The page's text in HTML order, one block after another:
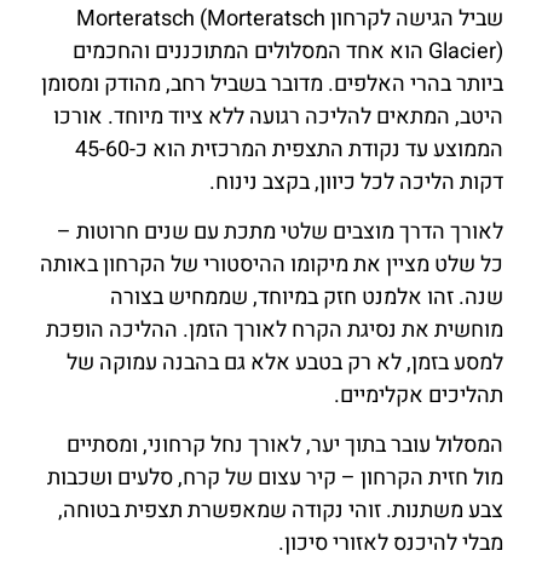
שביל הגישה לקרחון Morteratsch (Morteratsch
Glacier) הוא אחד המסלולים המתוכננים והחכמים
ביותר בהרי האלפים. מדובר בשביל רחב, מהודק ומסומן
היטב, המתאים להליכה רגועה ללא ציוד מיוחד. אורכו
הממוצע עד נקודת התצפית המרכזית הוא כ-45-60
דקות הליכה לכל כיוון, בקצב נינוח.
לאורך הדרך מוצבים שלטי מתכת עם שנים חרוטות –
כל שלט מציין את מיקומו ההיסטורי של הקרחון באותה
שנה. זהו אלמנט חזק במיוחד, שממחיש בצורה
מוחשית את נסיגת הקרח לאורך הזמן. ההליכה הופכת
למסע בזמן, לא רק בטבע אלא גם בהבנה עמוקה של
תהליכים אקלימיים.
המסלול עובר בתוך יער, לאורך נחל קרחוני, ומסתיים
מול חזית הקרחון – קיר עצום של קרח, סלעים ושכבות
צבע משתנות. זוהי נקודה שמאפשרת תצפית בטוחה,
מבלי להיכנס לאזורי סיכון.